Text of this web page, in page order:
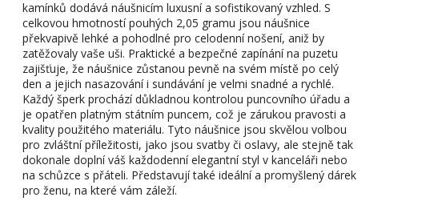
kamínků dodává náušnicím luxusní a sofistikovaný vzhled. S
celkovou hmotností pouhých 2,05 gramu jsou náušnice
překvapivě lehké a pohodlné pro celodenní nošení, aniž by
zatěžovaly vaše uši. Praktické a bezpečné zapínání na puzetu
zajišťuje, že náušnice zůstanou pevně na svém místě po celý
den a jejich nasazování i sundávání je velmi snadné a rychlé.
Každý šperk prochází důkladnou kontrolou puncovního úřadu a
je opatřen platným státním puncem, což je zárukou pravosti a
kvality použitého materiálu. Tyto náušnice jsou skvělou volbou
pro zvláštní příležitosti, jako jsou svatby či oslavy, ale stejně tak
dokonale doplní váš každodenní elegantní styl v kanceláři nebo
na schůzce s přáteli. Představují také ideální a promyšlený dárek
pro ženu, na které vám záleží.